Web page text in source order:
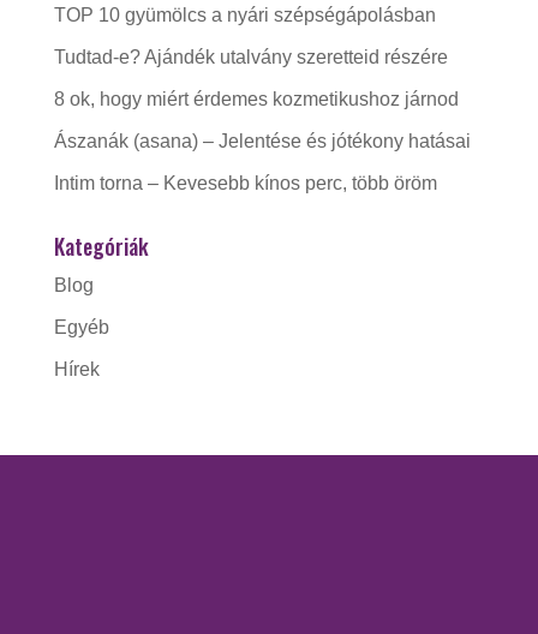
TOP 10 gyümölcs a nyári szépségápolásban
Tudtad-e? Ajándék utalvány szeretteid részére
8 ok, hogy miért érdemes kozmetikushoz járnod
Ászanák (asana) – Jelentése és jótékony hatásai
Intim torna – Kevesebb kínos perc, több öröm
Kategóriák
Blog
Egyéb
Hírek